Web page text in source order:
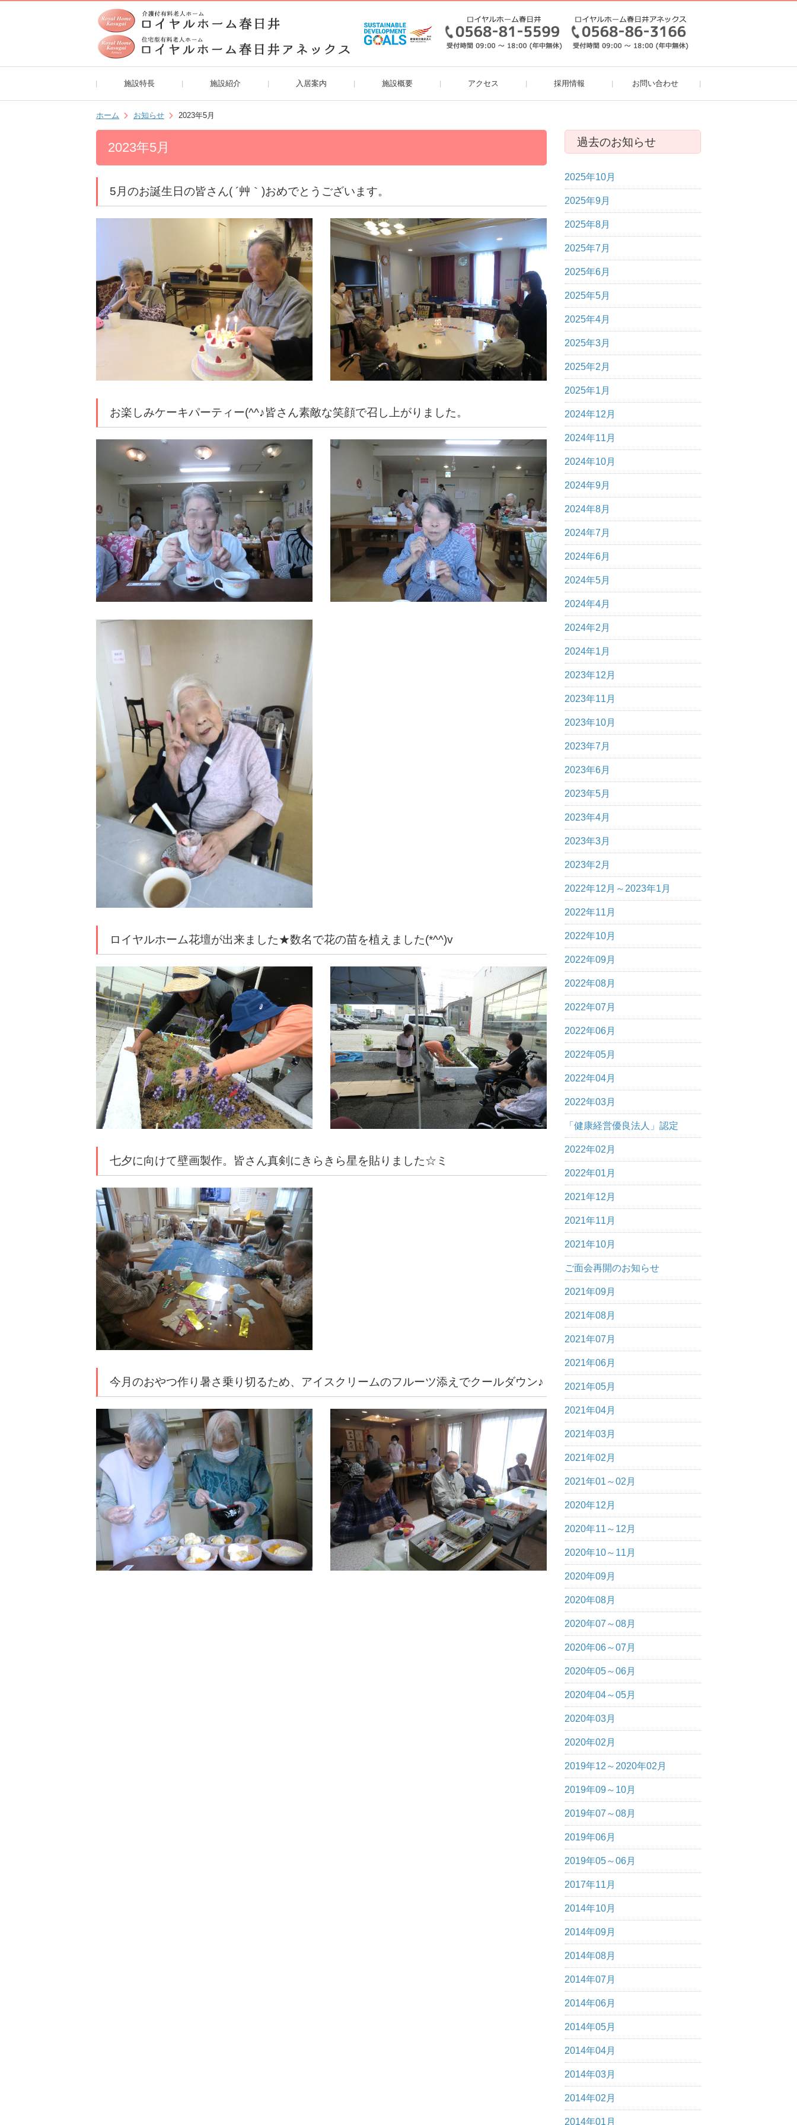
施設特長 施設紹介 入居案内 施設概要 アクセス 採用情報 お問い合わせ
ホーム お知らせ 2023年5月
2023年5月
5月のお誕生日の皆さん( ´艸｀)おめでとうございます。
お楽しみケーキパーティー(^^♪皆さん素敵な笑顔で召し上がりました。
ロイヤルホーム花壇が出来ました★数名で花の苗を植えました(*^^)v
七夕に向けて壁画製作。皆さん真剣にきらきら星を貼りました☆ミ
今月のおやつ作り暑さ乗り切るため、アイスクリームのフルーツ添えでクールダウン♪
過去のお知らせ
2025年10月
2025年9月
2025年8月
2025年7月
2025年6月
2025年5月
2025年4月
2025年3月
2025年2月
2025年1月
2024年12月
2024年11月
2024年10月
2024年9月
2024年8月
2024年7月
2024年6月
2024年5月
2024年4月
2024年2月
2024年1月
2023年12月
2023年11月
2023年10月
2023年7月
2023年6月
2023年5月
2023年4月
2023年3月
2023年2月
2022年12月～2023年1月
2022年11月
2022年10月
2022年09月
2022年08月
2022年07月
2022年06月
2022年05月
2022年04月
2022年03月
「健康経営優良法人」認定
2022年02月
2022年01月
2021年12月
2021年11月
2021年10月
ご面会再開のお知らせ
2021年09月
2021年08月
2021年07月
2021年06月
2021年05月
2021年04月
2021年03月
2021年02月
2021年01～02月
2020年12月
2020年11～12月
2020年10～11月
2020年09月
2020年08月
2020年07～08月
2020年06～07月
2020年05～06月
2020年04～05月
2020年03月
2020年02月
2019年12～2020年02月
2019年09～10月
2019年07～08月
2019年06月
2019年05～06月
2017年11月
2014年10月
2014年09月
2014年08月
2014年07月
2014年06月
2014年05月
2014年04月
2014年03月
2014年02月
2014年01月